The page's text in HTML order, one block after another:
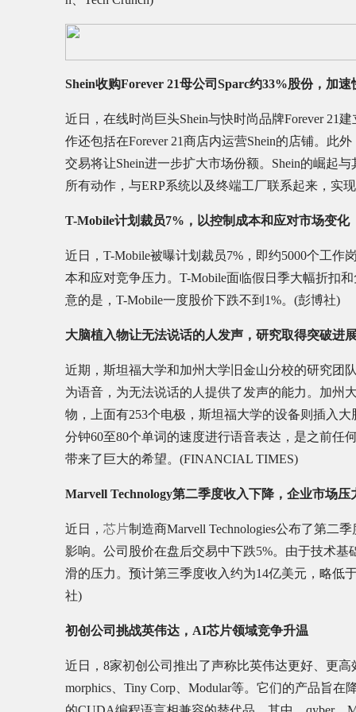
Shein收购Forever 21母公司Sparc约33%股份，加
近日，在线时尚巨头Shein与快时尚品牌Forever 21
作还包括在Forever 21商店内运营Shein的店铺。此
交易将让Shein进一步扩大市场份额。Shein的崛起
所有动作，与ERP系统以及终端工厂联系起来，实
T-Mobile计划裁员7%，以控制成本和应对市场变化
近日，T-Mobile被曝计划裁员7%，即约5000个工
本和应对竞争压力。T-Mobile面临假日季大幅折扣
意的是，T-Mobile一度股价下跌不到1%。(彭博社)
大脑植入物让无法说话的人发声，研究取得突破进
近期，斯坦福大学和加州大学旧金山分校的研究团
为语音，为无法说话的人提供了发声的能力。加州
物，上面有253个电极，斯坦福大学的设备则插入
分钟60至80个单词的速度进行语音表达，是之前任
带来了巨大的希望。(FINANCIAL TIMES)
Marvell Technology第二季度收入下降，企业市场压
近日， 芯片制造商Marvell Technologies公布了第二
影响。公司股价在盘后交易中下跌5%。由于技术
滑的压力。预计第三季度收入约为14亿美元，略低
社)
初创公司挑战英伟达，AI芯片领域竞争升温
近日，8家初创公司推出了声称比英伟达更好、更
morphics、Tiny Corp、Modular等。它们的产品旨